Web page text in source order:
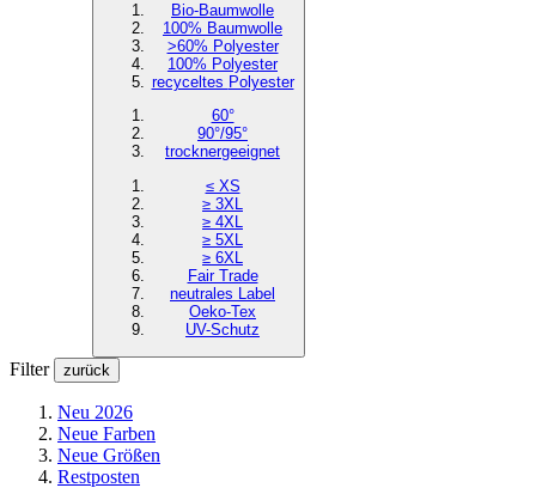
Bio-Baumwolle
100% Baumwolle
>60% Polyester
100% Polyester
recyceltes Polyester
60°
90°/95°
trocknergeeignet
≤ XS
≥ 3XL
≥ 4XL
≥ 5XL
≥ 6XL
Fair Trade
neutrales Label
Oeko-Tex
UV-Schutz
Filter zurück
Neu 2026
Neue Farben
Neue Größen
Restposten